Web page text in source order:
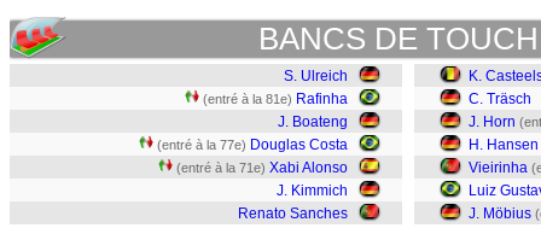
BANCS DE
S. Ulreich
(entré à la 81e) Rafinha
J. Boateng
(entré à la 77e) Douglas Costa
(entré à la 71e) Xabi Alonso
J. Kimmich
Renato Sanches
K.
C. Träsch
J. Horn
H. Hansen
Vieirinha
Luiz
J. Möbius